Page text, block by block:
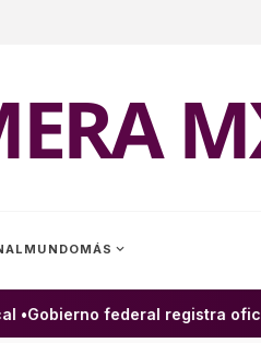
MUNDOMÁS expand_more
Gobierno federal registra